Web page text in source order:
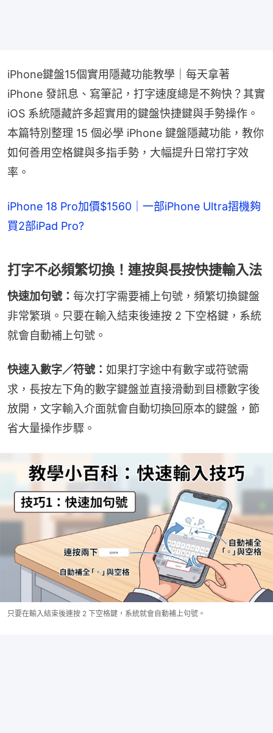
iPhone鍵盤15個實用隱藏功能教學｜每天拿著
iPhone 發訊息、寫筆記，打字速度總是不夠快？其實
iOS 系統隱藏許多超實用的鍵盤快捷鍵與手勢操作。
本篇特別整理 15 個必學 iPhone 鍵盤隱藏功能，教你
如何善用空格鍵與多指手勢，大幅提升日常打字效
率。
iPhone 18 Pro加價$1560｜一部iPhone Ultra摺機夠
買2部iPad Pro?
打字不必頻繁切換！連按與長按快捷輸入法
快速加句號： 每次打字需要補上句號，頻繁切換鍵盤
非常繁瑣。只要在輸入結束後連按 2 下空格鍵，系統
就會自動補上句號。
快速入數字／符號： 如果打字途中有數字或符號需
求，長按左下角的數字鍵盤並直接滑動到目標數字後
放開，文字輸入介面就會自動切換回原本的鍵盤，節
省大量操作步驟。
只要在輸入結束後連按 2 下空格鍵，系統就會自動補上句號。